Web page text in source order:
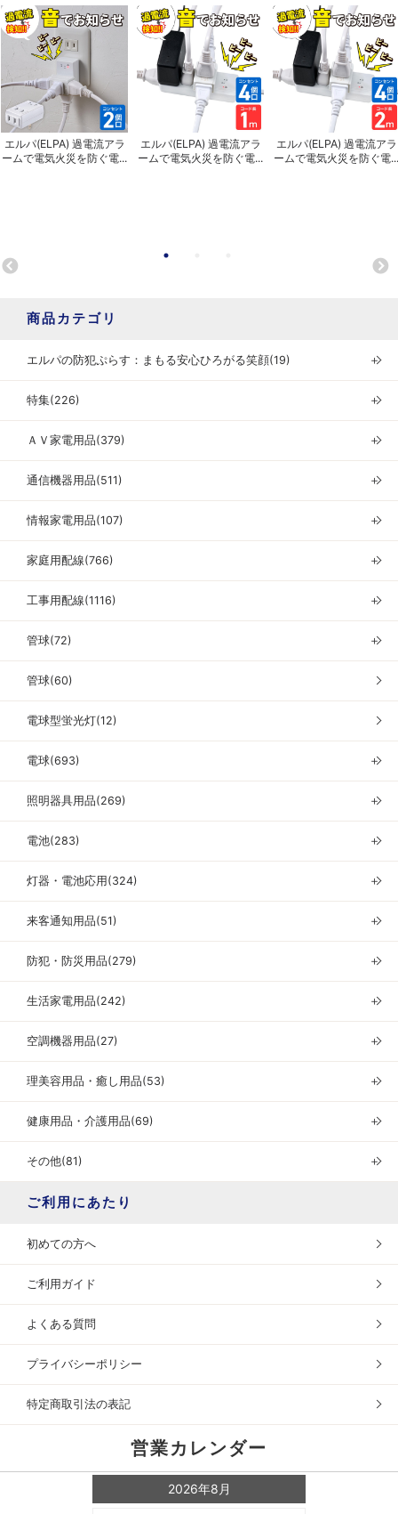
エルパ(ELPA) 過電流アラ
ームで電気火災を防ぐ電...
エルパ(ELPA) 過電流アラ
ームで電気火災を防ぐ電...
エルパ(ELPA) 過電流アラ
ームで電気火災を防ぐ電
商品カテゴリ
エルパの防犯ぷらす：まもる安心ひろがる笑顔(19) ＋
特集(226) ＋
ＡＶ家電用品(379) ＋
通信機器用品(511) ＋
情報家電用品(107) ＋
家庭用配線(766) ＋
工事用配線(1116) ＋
管球(72) ＋
管球(60)
電球型蛍光灯(12)
電球(693) ＋
照明器具用品(269) ＋
電池(283) ＋
灯器・電池応用(324) ＋
来客通知用品(51) ＋
防犯・防災用品(279) ＋
生活家電用品(242) ＋
空調機器用品(27) ＋
理美容用品・癒し用品(53) ＋
健康用品・介護用品(69) ＋
その他(81) ＋
ご利用にあたり
初めての方へ
ご利用ガイド
よくある質問
プライバシーポリシー
特定商取引法の表記
営業カレンダー
2026年8月